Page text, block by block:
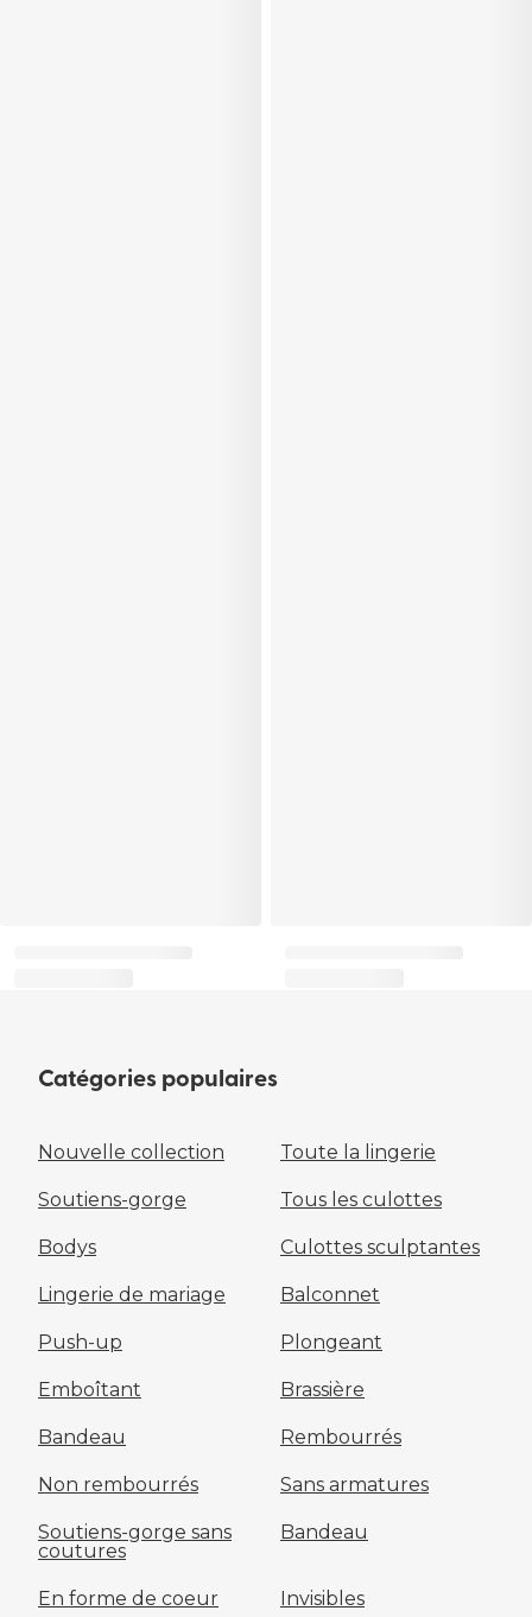
Catégories populaires
Nouvelle collection Toute la lingerie
Soutiens-gorge Tous les culottes
Bodys Culottes sculptantes
Lingerie de mariage Balconnet
Push-up Plongeant
Emboîtant Brassière
Bandeau Rembourrés
Non rembourrés Sans armatures
Soutiens-gorge sans
coutures
Bandeau
En forme de coeur Invisibles